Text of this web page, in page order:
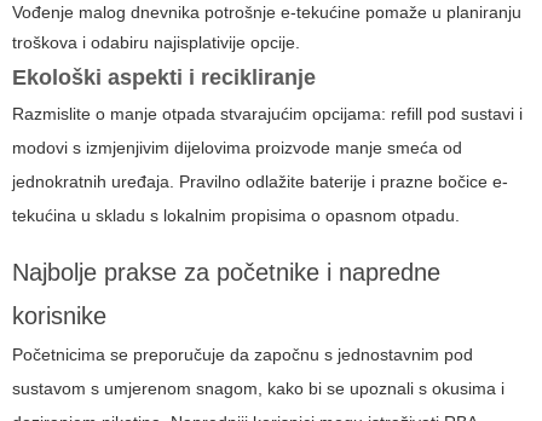
Vođenje malog dnevnika potrošnje e-tekućine pomaže u planiranju
troškova i odabiru najisplativije opcije.
Ekološki aspekti i recikliranje
Razmislite o manje otpada stvarajućim opcijama: refill pod sustavi i
modovi s izmjenjivim dijelovima proizvode manje smeća od
jednokratnih uređaja. Pravilno odlažite baterije i prazne bočice e-
tekućina u skladu s lokalnim propisima o opasnom otpadu.
Najbolje prakse za početnike i napredne
korisnike
Početnicima se preporučuje da započnu s jednostavnim pod
sustavom s umjerenom snagom, kako bi se upoznali s okusima i